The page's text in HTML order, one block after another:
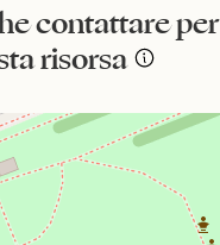
contattare per
risorsa